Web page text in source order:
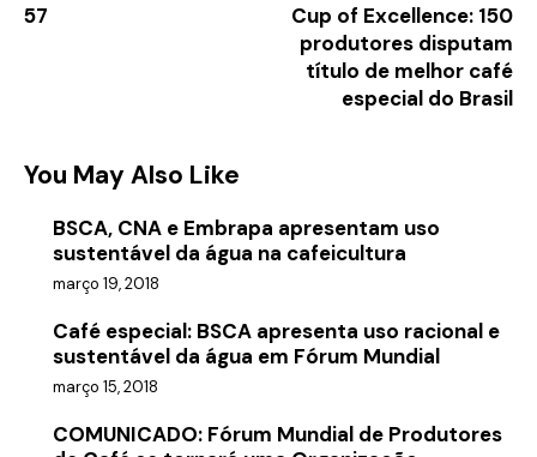
57
Cup of Excellence: 150
produtores disputam
título de melhor café
especial do Brasil
You May Also Like
BSCA, CNA e Embrapa apresentam uso
sustentável da água na cafeicultura
março 19, 2018
Café especial: BSCA apresenta uso racional e
sustentável da água em Fórum Mundial
março 15, 2018
COMUNICADO: Fórum Mundial de Produtores